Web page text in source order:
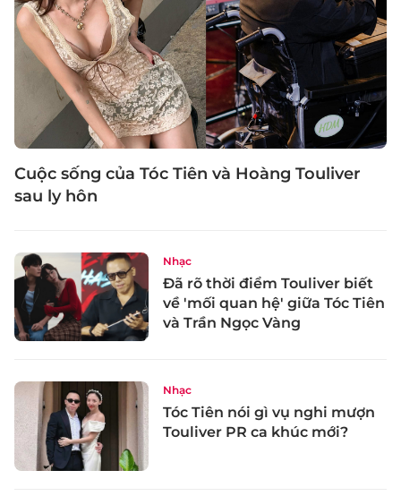
Cuộc sống của Tóc Tiên và Hoàng Touliver
sau ly hôn
Nhạc
Đã rõ thời điểm Touliver biết
về 'mối quan hệ' giữa Tóc Tiên
và Trần Ngọc Vàng
Nhạc
Tóc Tiên nói gì vụ nghi mượn
Touliver PR ca khúc mới?